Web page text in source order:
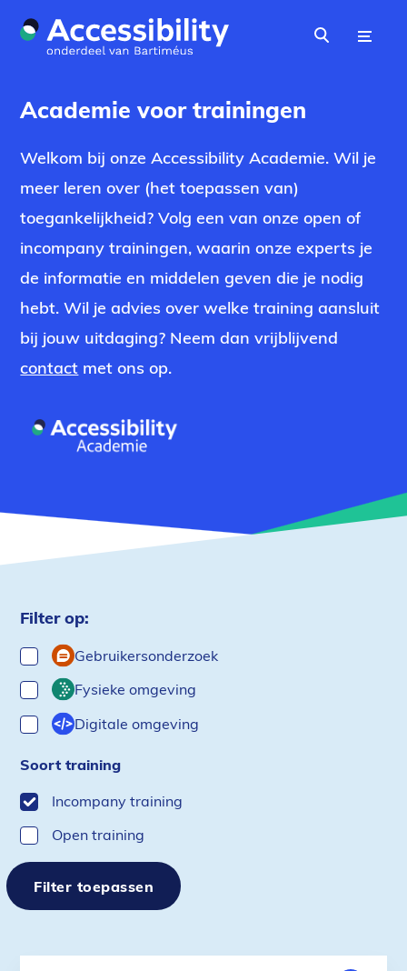
Naar hoofdinhoud
Zoeken
Academie voor trainingen
Welkom bij onze Accessibility Academie. Wil je
meer leren over (het toepassen van)
toegankelijkheid? Volg een van onze open of
incompany trainingen, waarin onze experts je
de informatie en middelen geven die je nodig
hebt.Wil je advies over welke training aansluit
bij jouw uitdaging? Neem dan vrijblijvend
contact met ons op.
Filter op:
Type
Gebruikersonderzoek
Fysieke omgeving
Digitale omgeving
Soort training
Incompany training
Open training
Filter toepassen